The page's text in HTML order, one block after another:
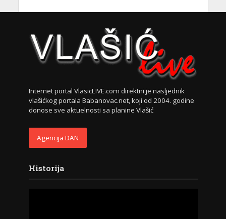
Internet portal VlasicLIVE.com direktni je nasljednik
vlašićkog portala Babanovac.net, koji od 2004. godine
donose sve aktuelnosti sa planine Vlašić
Agencija DAN
Historija